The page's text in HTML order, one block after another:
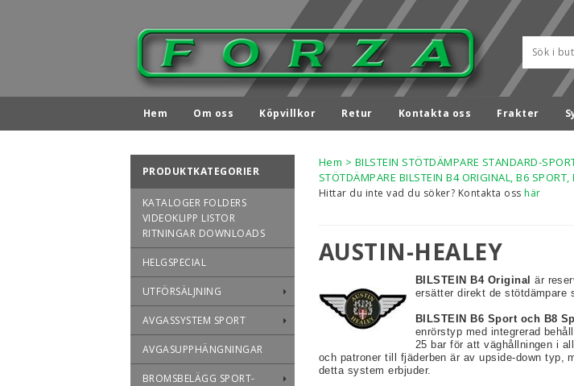
Hem Om oss Köpvillkor Retur Kontakta oss Frakter
PRODUKTKATEGORIER
KATALOGER FOLDERS
VIDEOKLIPP LISTOR
RITNINGAR DOWNLOADS
HELGSPECIAL
UTFÖRSÄLJNING
AVGASSYSTEM SPORT
AVGASUPPHÄNGNINGAR
BROMSBELÄGG SPORT-
Hem > BILSTEIN STÖTDÄMPARE STANDARD-
STÖTDÄMPARE BILSTEIN B4 ORIGINAL, B6 SPORT,
Hittar du inte vad du söker? Kontakta osshär
AUSTIN-HEALEY
BILSTEIN B4 Original är
ersätter direkt de stötdämpare
BILSTEIN B6 Sport och B8
enrörstyp med integrerad
25 bar för att väghållningen i
och patroner till fjäderben är av upside-down typ,
detta system erbjuder.